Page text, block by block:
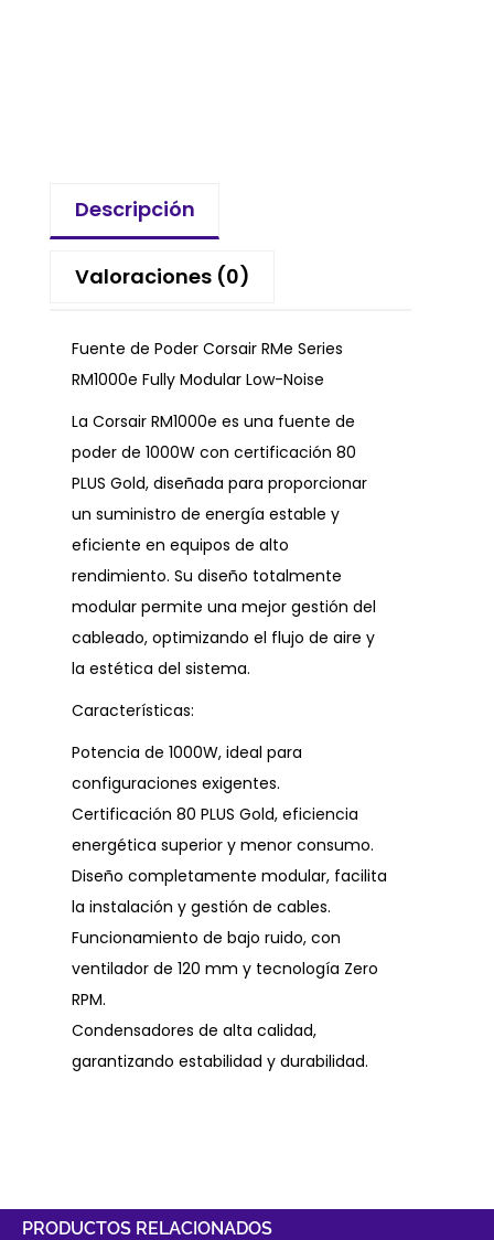
Descripción
Valoraciones (0)
Fuente de Poder Corsair RMe Series
RM1000e Fully Modular Low-Noise
La Corsair RM1000e es una fuente de
poder de 1000W con certificación 80
PLUS Gold, diseñada para proporcionar
un suministro de energía estable y
eficiente en equipos de alto
rendimiento. Su diseño totalmente
modular permite una mejor gestión del
cableado, optimizando el flujo de aire y
la estética del sistema.
Características:
Potencia de 1000W, ideal para
configuraciones exigentes.
Certificación 80 PLUS Gold, eficiencia
energética superior y menor consumo.
Diseño completamente modular, facilita
la instalación y gestión de cables.
Funcionamiento de bajo ruido, con
ventilador de 120 mm y tecnología Zero
RPM.
Condensadores de alta calidad,
garantizando estabilidad y durabilidad.
PRODUCTOS RELACIONADOS